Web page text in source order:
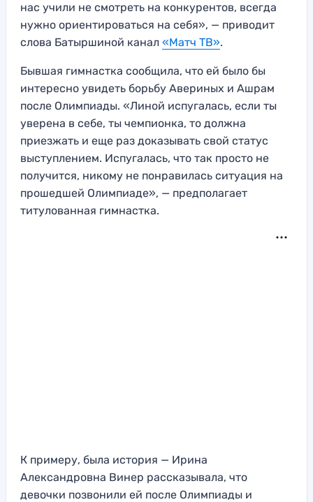
нас учили не смотреть на конкурентов, всегда
нужно ориентироваться на себя», — приводит
слова Батыршиной канал «Матч ТВ».
Бывшая гимнастка сообщила, что ей было бы
интересно увидеть борьбу Авериных и Ашрам
после Олимпиады. «Линой испугалась, если ты
уверена в себе, ты чемпионка, то должна
приезжать и еще раз доказывать свой статус
выступлением. Испугалась, что так просто не
получится, никому не понравилась ситуация на
прошедшей Олимпиаде», — предполагает
титулованная гимнастка.
К примеру, была история — Ирина
Александровна Винер рассказывала, что
девочки позвонили ей после Олимпиады и